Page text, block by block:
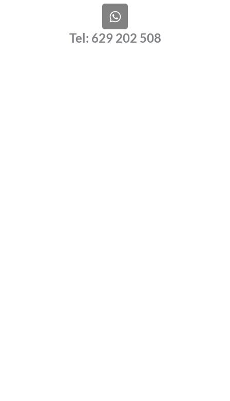
W
h
a
t
Tel: 629 202 508